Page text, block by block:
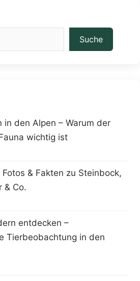
Suche
in den Alpen – Warum der
wichtig ist
& Fakten zu Steinbock,
& Co.
entdecken –
Tierbeobachtung in den